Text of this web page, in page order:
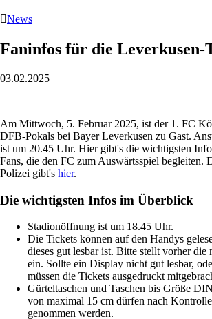
News
Faninfos für die Leverkusen-
03.02.2025
Am Mittwoch, 5. Februar 2025, ist der 1. FC
DFB-Pokals bei Bayer Leverkusen zu Gast.
ist um 20.45 Uhr. Hier gibt's die wichtigsten
Fans, die den FC zum Auswärtsspiel begleiten.
Polizei gibt's hier.
Die wichtigsten Infos im Überblick
Stadionöffnung ist um 18.45 Uhr.
Die Tickets können auf den Handys
dieses gut lesbar ist. Bitte stellt vorher
ein. Sollte ein Display nicht gut lesbar,
müssen die Tickets ausgedruckt
Gürteltaschen und Taschen bis Größe
von maximal 15 cm dürfen nach
genommen werden.